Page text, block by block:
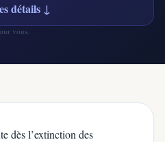
détails ↓
vous.
dès l’extinction des